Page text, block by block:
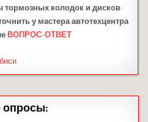
тормозных колодок и дисков
у мастера автотехцентра
ВОПРОС-ОТВЕТ
опросы: